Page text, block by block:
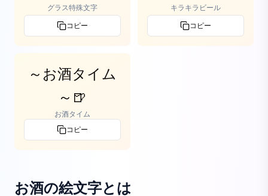
グラス特殊文字
コピー
キラキラビール
コピー
～お酒タイム
～🍺
お酒タイム
コピー
お酒の絵文字とは